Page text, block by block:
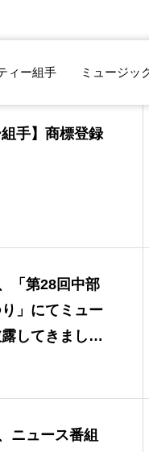
ィー組手 ミュージッ
組手】商標登録
「第28回中部
」にてミュー
してきまし
ニュース番組